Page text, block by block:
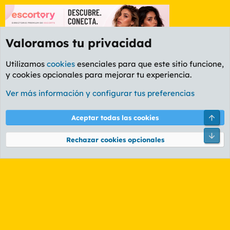
Foro Cine
Cookies
PL OLDSTYLE AMARILLO
Términos y reglas Política de privacidad Ayuda
Community platform by XenForo® © 2010-2026 XenForo Ltd.
Valoramos tu privacidad
Utilizamos cookies esenciales para que este sitio funcione,
y cookies opcionales para mejorar tu experiencia.
Ver más información y configurar tus preferencias
Aceptar todas las cookies
Rechazar cookies opcionales
Pie